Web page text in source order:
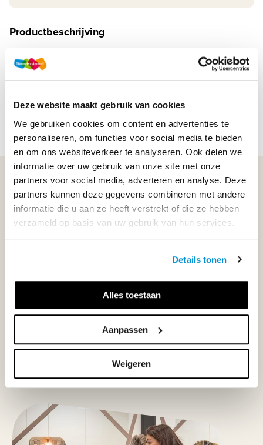
Deze website maakt gebruik van cookies
We gebruiken cookies om content en advertenties te
personaliseren, om functies voor social media te bieden
en om ons websiteverkeer te analyseren. Ook delen we
informatie over uw gebruik van onze site met onze
partners voor social media, adverteren en analyse. Deze
partners kunnen deze gegevens combineren met andere
informatie die u aan ze heeft verstrekt of die ze hebben
verzameld op basis van uw gebruik van hun services.
Details tonen
Alles toestaan
Aanpassen
Weigeren
Productbeschrijving
Het nieuwe kwalificatiedossier voor Maatschappelijke zorg
(januari 2022) vraagt om vernieuwingen in het lesmateriaal.
verschillen tussen niveau 3 en 4 worden...
Lees meer
WIJ STAAN VOOR JE KLAAR!
033-4483000
Klantenservice
Neem contact op